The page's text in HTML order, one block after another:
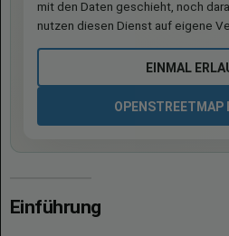
mit den Daten geschieht, noch
nutzen diesen Dienst auf eigene
EINMAL
OPENSTREETMAP
Einführung